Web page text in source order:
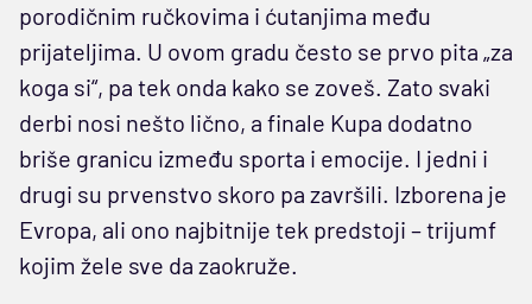
porodičnim ručkovima i ćutanjima među
prijateljima. U ovom gradu često se prvo pita „za
koga si“, pa tek onda kako se zoveš. Zato svaki
derbi nosi nešto lično, a finale Kupa dodatno
briše granicu između sporta i emocije. I jedni i
drugi su prvenstvo skoro pa završili. Izborena je
Evropa, ali ono najbitnije tek predstoji – trijumf
kojim žele sve da zaokruže.